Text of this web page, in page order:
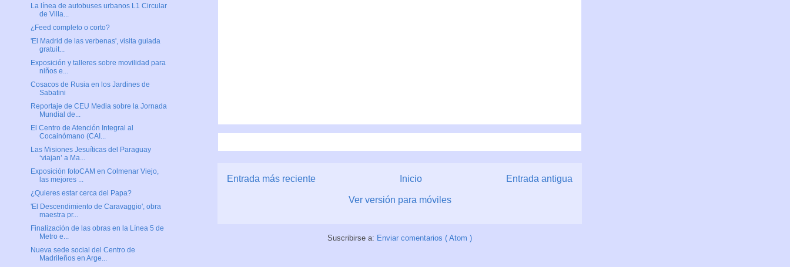
Entrada más reciente Entrada antigua
Inicio
Ver versión para móviles
Suscribirse a: Enviar comentarios ( Atom )
La línea de autobuses urbanos L1 Circular
de Villa...
¿Feed completo o corto?
'El Madrid de las verbenas', visita guiada
gratuit...
Exposición y talleres sobre movilidad para
niños e...
Cosacos de Rusia en los Jardines de
Sabatini
Reportaje de CEU Media sobre la Jornada
Mundial de...
El Centro de Atención Integral al
Cocainómano (CAI...
Las Misiones Jesuíticas del Paraguay
‘viajan’ a Ma...
Exposición fotoCAM en Colmenar Viejo,
las mejores ...
¿Quieres estar cerca del Papa?
'El Descendimiento de Caravaggio', obra
maestra pr...
Finalización de las obras en la Línea 5 de
Metro e...
Nueva sede social del Centro de
Madrileños en Arge...